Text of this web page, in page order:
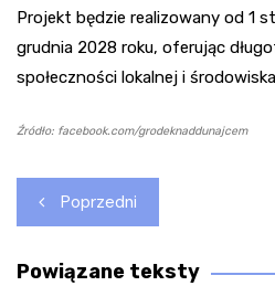
Projekt będzie realizowany od 1
grudnia 2028 roku, oferując
społeczności lokalnej i
Źródło: facebook.com/grodeknaddunajcem
Nawigacja
wpisu
Poprzedni
Powiązane teksty